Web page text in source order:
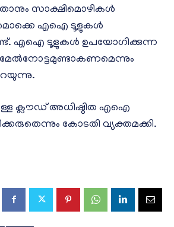
സാക്ഷിമൊഴികള്‍
എഐ ടൂളുകള്‍
എഐ ടൂളുകള്‍ ഉപയോഗിക്കുന്ന
മേല്‍നോട്ടമുണ്ടാകണമെന്നും
ക്ലൗഡ് അധിഷ്ഠിത എഐ
കോടതി വ്യക്തമക്കി.